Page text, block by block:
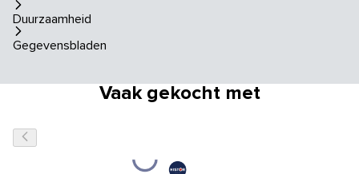
Duurzaamheid
Gegevensbladen
Vaak gekocht met